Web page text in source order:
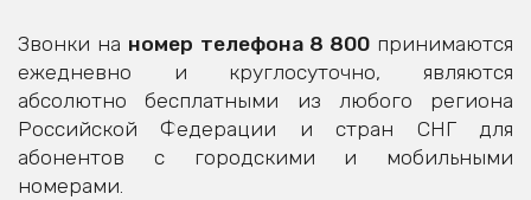
Звонки на номер телефона 8 800принимаются
ежедневно и круглосуточно, являются
абсолютно бесплатными из любого региона
Российской Федерации и стран СНГ для
абонентов с городскими и мобильными
номерами.